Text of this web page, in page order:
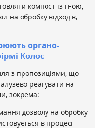
компост із гною,
на обробку відходів,
органо-
Колос
з пропозиціями, що
реагувати на
зокрема:
дозволу на обробку
в процесі